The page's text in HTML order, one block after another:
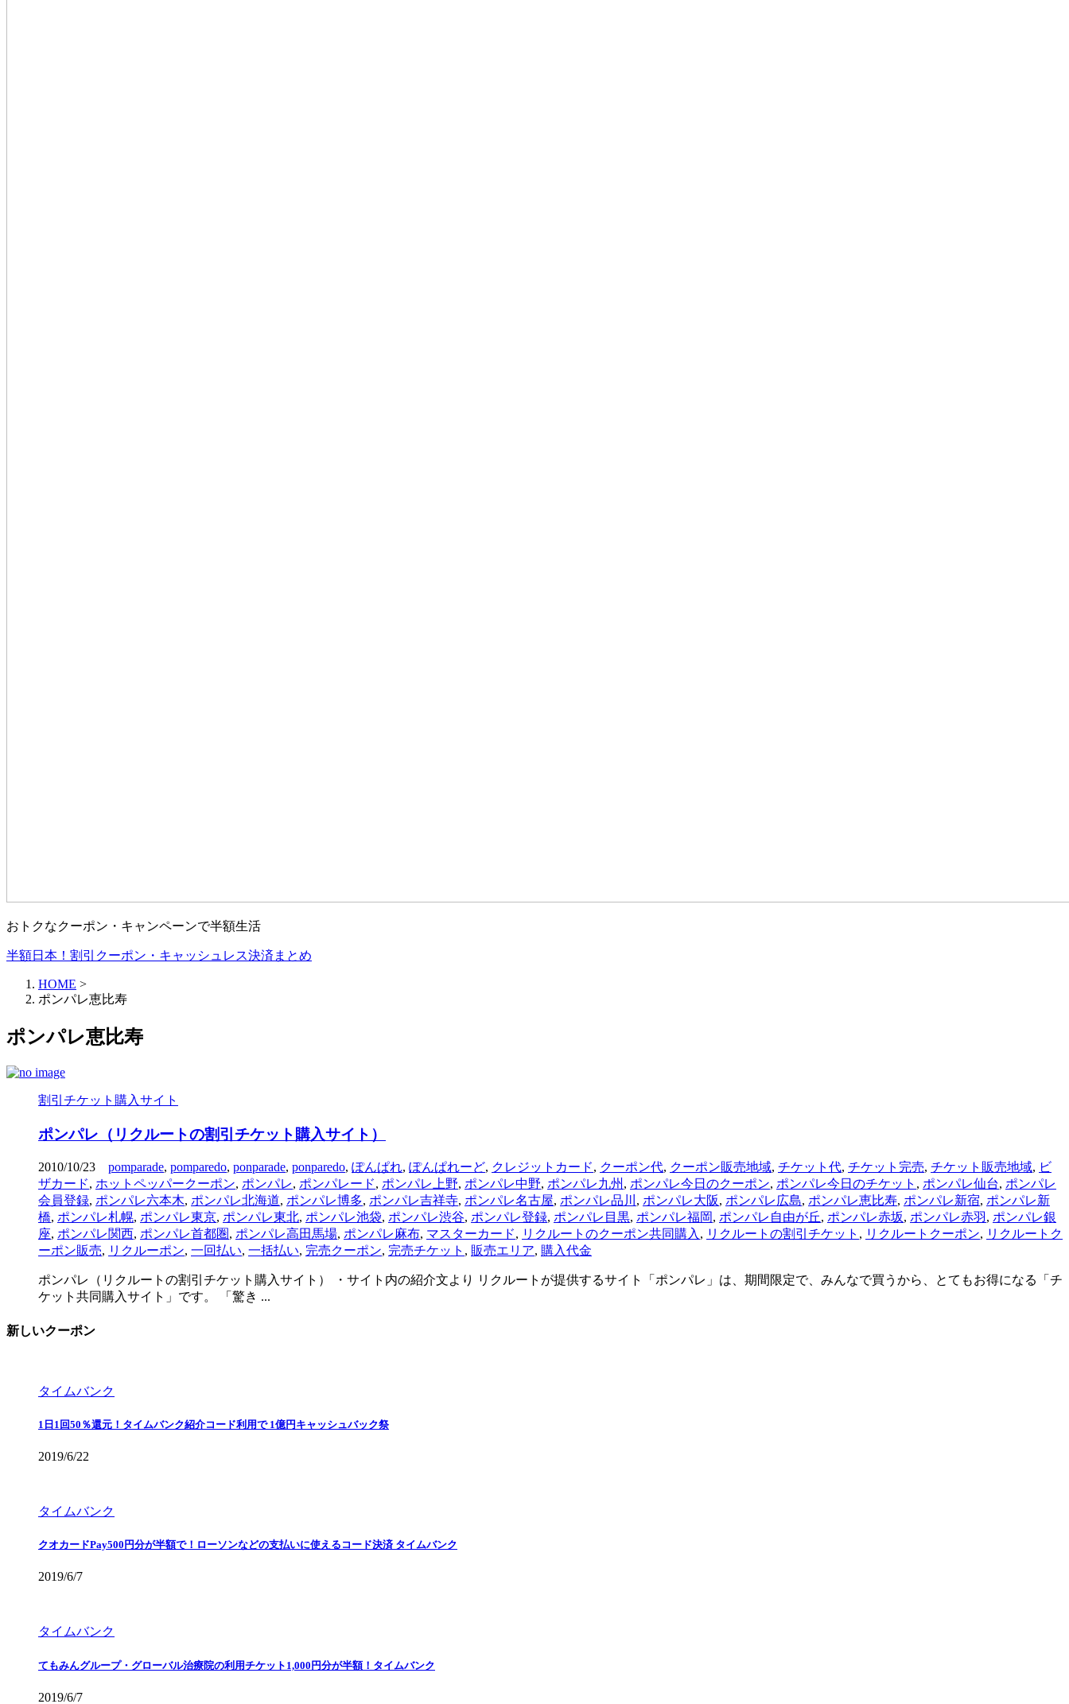
おトクなクーポン・キャンペーンで半額生活
半額日本！割引クーポン・キャッシュレス決済まとめ
HOME >
ポンパレ恵比寿
ポンパレ恵比寿
割引チケット購入サイト
ポンパレ（リクルートの割引チケット購入サイト）
2010/10/23 pomparade, pomparedo, ponparade, ponparedo, ぽんぱれ, ぽんぱれーど, クレジットカード, クーポン代, クーポン販売地域, チケット代, チケット完売, チケット販売地域, ビ
ザカード, ホットペッパークーポン, ポンパレ, ポンパレード, ポンパレ上野, ポンパレ中野, ポンパレ九州 , ポンパレ今日のクーポン, ポンパレ今日のチケット , ポンパレ仙台, ポンパレ
会員登録, ポンパレ六本木, ポンパレ北海道, ポンパレ博多, ポンパレ吉祥寺, ポンパレ名古屋, ポンパレ品川 , ポンパレ大阪, ポンパレ広島, ポンパレ恵比寿, ポンパレ新宿, ポンパレ新
橋, ポンパレ札幌, ポンパレ東京, ポンパレ東北, ポンパレ池袋, ポンパレ渋谷, ポンパレ登録, ポンパレ目黒, ポンパレ福岡, ポンパレ自由が丘, ポンパレ赤坂, ポンパレ赤羽 , ポンパレ銀
座, ポンパレ関西, ポンパレ首都圏 , ポンパレ高田馬場, ポンパレ麻布, マスターカード, リクルートのクーポン共同購入 , リクルートの割引チケット , リクルートクーポン, リクルートク
ーポン販売, リクルーポン, 一回払い, 一括払い, 完売クーポン, 完売チケット , 販売エリア, 購入代金
ポンパレ（リクルートの割引チケット購入サイト） ・サイト内の紹介文より リクルートが提供するサイト「ポンパレ」は、期間限定で、みんなで買うから、とてもお得になる「チ
ケット共同購入サイト」です。 「驚き ...
新しいクーポン
タイムバンク
1日1回50％還元！タイムバンク紹介コード利用で 1億円キャッシュバック祭
2019/6/22
タイムバンク
クオカードPay500円分が半額で！ローソンなどの支払いに使えるコード決済 タイムバンク
2019/6/7
タイムバンク
てもみんグループ・グローバル治療院の利用チケット1,000円分が半額！タイムバンク
2019/6/7